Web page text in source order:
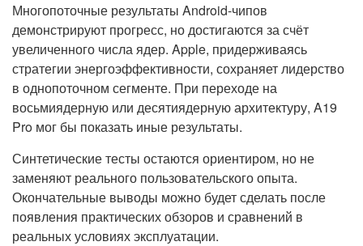
Многопоточные результаты Android-чипов
демонстрируют прогресс, но достигаются за счёт
увеличенного числа ядер. Apple, придерживаясь
стратегии энергоэффективности, сохраняет лидерство
в однопоточном сегменте. При переходе на
восьмиядерную или десятиядерную архитектуру, A19
Pro мог бы показать иные результаты.
Синтетические тесты остаются ориентиром, но не
заменяют реального пользовательского опыта.
Окончательные выводы можно будет сделать после
появления практических обзоров и сравнений в
реальных условиях эксплуатации.